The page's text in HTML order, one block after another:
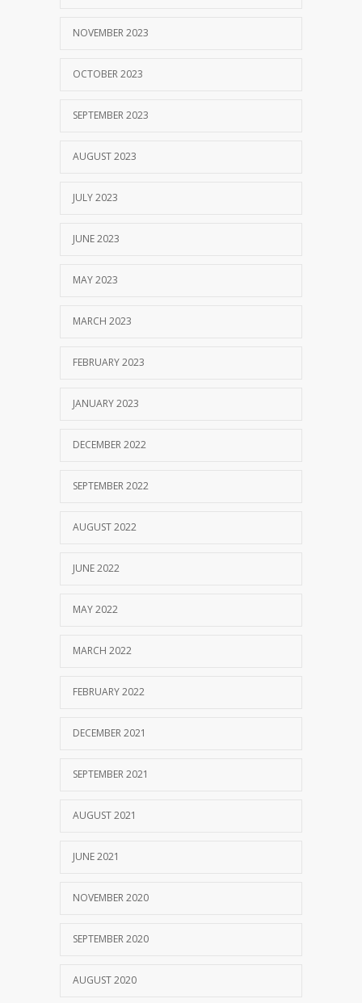
NOVEMBER 2023
OCTOBER 2023
SEPTEMBER 2023
AUGUST 2023
JULY 2023
JUNE 2023
MAY 2023
MARCH 2023
FEBRUARY 2023
JANUARY 2023
DECEMBER 2022
SEPTEMBER 2022
AUGUST 2022
JUNE 2022
MAY 2022
MARCH 2022
FEBRUARY 2022
DECEMBER 2021
SEPTEMBER 2021
AUGUST 2021
JUNE 2021
NOVEMBER 2020
SEPTEMBER 2020
AUGUST 2020